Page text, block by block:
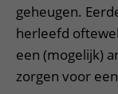
Ervaringen van
Regels en rechten
Zorgkosten
geheugen.
herleefd
een (mogelijk)
zorgen voor